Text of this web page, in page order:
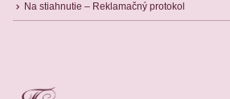
Na stiahnutie – Reklamačný protokol